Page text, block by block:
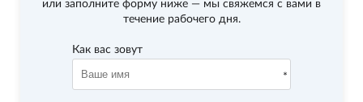
или заполните форму ниже — мы свяжемся с вами в
течение рабочего дня.
Как вас зовут